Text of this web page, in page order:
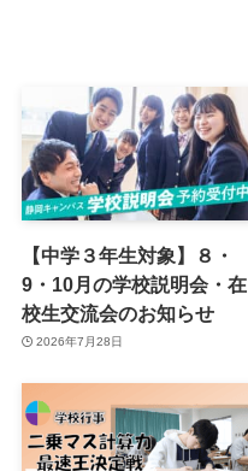
【中学３年生対象】８・
9・10月の学校説明会・在
校生交流会のお知らせ
2026年7月28日